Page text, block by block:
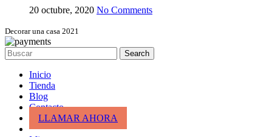
20 octubre, 2020 No Comments
Decorar una casa 2021
Search
Inicio
Tienda
Blog
Contacto
LLAMAR AHORA